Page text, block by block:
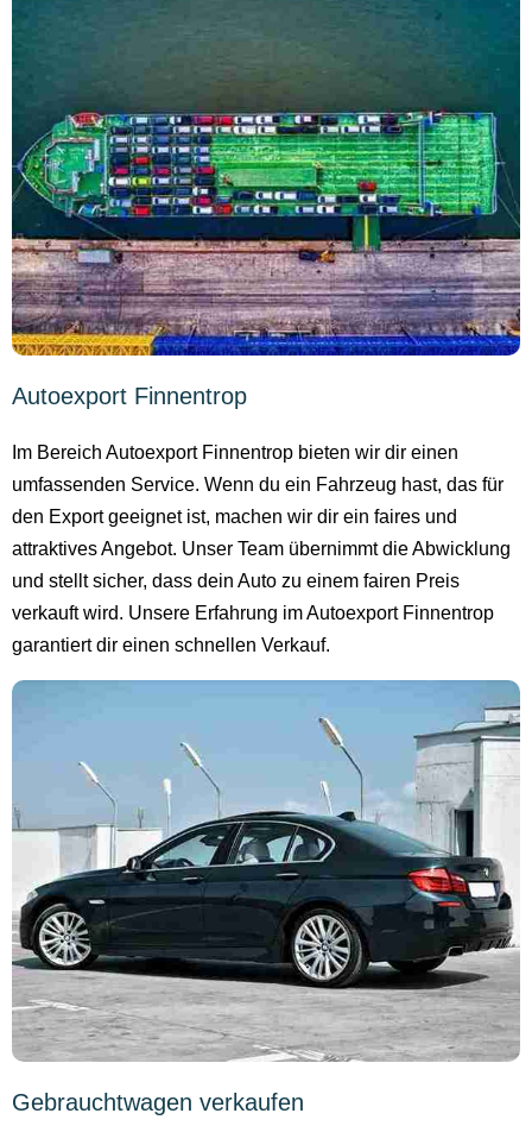
Autoexport Finnentrop
Im Bereich Autoexport Finnentrop bieten wir dir einen
umfassenden Service. Wenn du ein Fahrzeug hast, das für
den Export geeignet ist, machen wir dir ein faires und
attraktives Angebot. Unser Team übernimmt die Abwicklung
und stellt sicher, dass dein Auto zu einem fairen Preis
verkauft wird. Unsere Erfahrung im Autoexport Finnentrop
garantiert dir einen schnellen Verkauf.
Gebrauchtwagen verkaufen